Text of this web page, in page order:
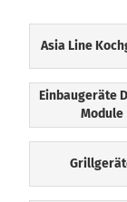
Asia Line
Einbaugeräte
Module